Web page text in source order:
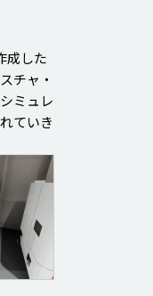
成した
チャ・
ミュレ
ていき